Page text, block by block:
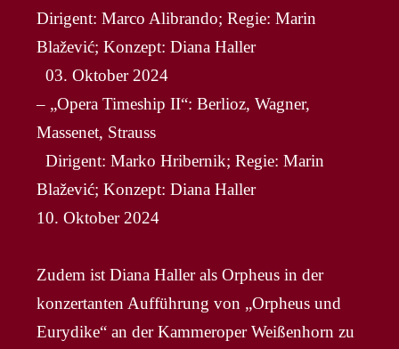
Dirigent: Marco Alibrando; Regie: Marin
Blažević; Konzept: Diana Haller
03. Oktober 2024
– „Opera Timeship II“: Berlioz, Wagner,
Massenet, Strauss
Dirigent: Marko Hribernik; Regie: Marin
Blažević; Konzept: Diana Haller
10. Oktober 2024
Zudem ist Diana Haller als Orpheus in der
konzertanten Aufführung von „Orpheus und
Eurydike“ an der Kammeroper Weißenhorn zu